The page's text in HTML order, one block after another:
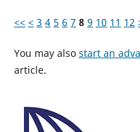
<< < 3 4 5 6 7 8 9 10 11 12
You may also start an
article.